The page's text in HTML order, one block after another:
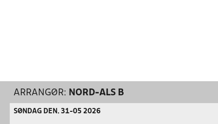
ARRANGØR: NORD-ALS B
SØNDAG DEN. 31-05 2026